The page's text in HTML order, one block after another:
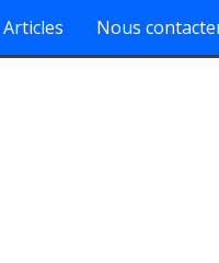
Articles Nous